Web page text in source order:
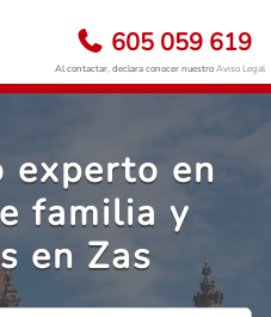
605 059 619
Al contactar, declara conocer nuestroAviso Legal
experto en
familia y
en Zas